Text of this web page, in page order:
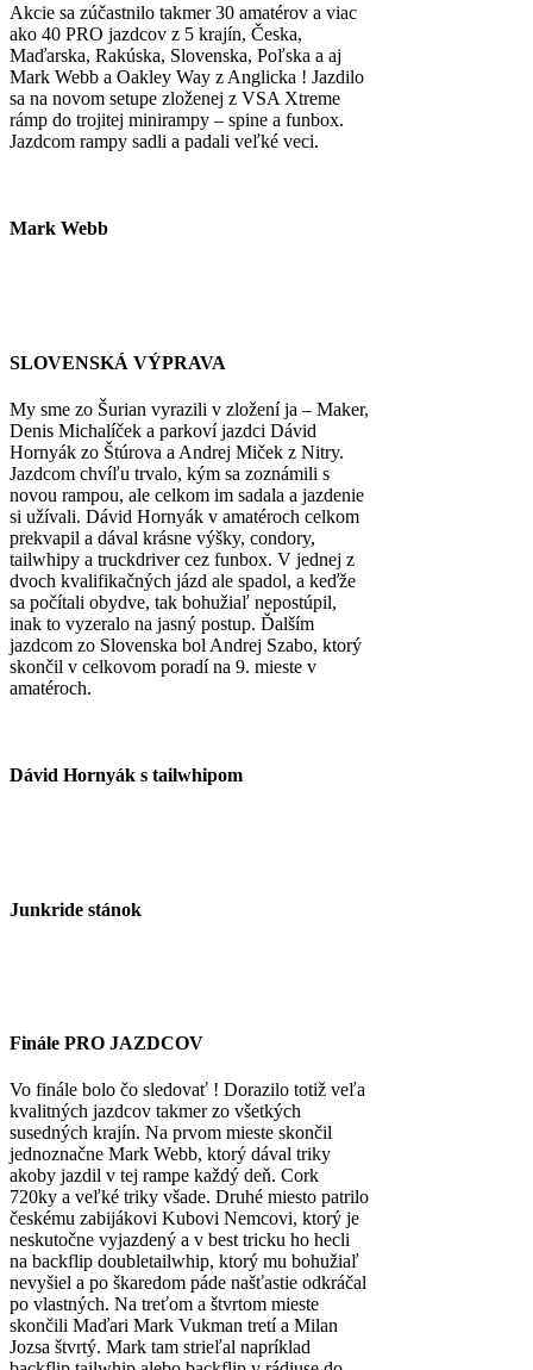
Akcie sa zúčastnilo takmer 30 amatérov a viac
ako 40 PRO jazdcov z 5 krajín, Česka,
Maďarska, Rakúska, Slovenska, Poľska a aj
Mark Webb a Oakley Way z Anglicka ! Jazdilo
sa na novom setupe zloženej z VSA Xtreme
rámp do trojitej minirampy – spine a funbox.
Jazdcom rampy sadli a padali veľké veci.
Mark Webb
SLOVENSKÁ VÝPRAVA
My sme zo Šurian vyrazili v zložení ja – Maker,
Denis Michalíček a parkoví jazdci Dávid
Hornyák zo Štúrova a Andrej Miček z Nitry.
Jazdcom chvíľu trvalo, kým sa zoznámili s
novou rampou, ale celkom im sadala a jazdenie
si užívali. Dávid Hornyák v amatéroch celkom
prekvapil a dával krásne výšky, condory,
tailwhipy a truckdriver cez funbox. V jednej z
dvoch kvalifikačných jázd ale spadol, a keďže
sa počítali obydve, tak bohužiaľ nepostúpil,
inak to vyzeralo na jasný postup. Ďalším
jazdcom zo Slovenska bol Andrej Szabo, ktorý
skončil v celkovom poradí na 9. mieste v
amatéroch.
Dávid Hornyák s tailwhipom
Junkride stánok
Finále PRO JAZDCOV
Vo finále bolo čo sledovať ! Dorazilo totiž veľa
kvalitných jazdcov takmer zo všetkých
susedných krajín. Na prvom mieste skončil
jednoznačne Mark Webb, ktorý dával triky
akoby jazdil v tej rampe každý deň. Cork
720ky a veľké triky všade. Druhé miesto patrilo
českému zabijákovi Kubovi Nemcovi, ktorý je
neskutočne vyjazdený a v best tricku ho hecli
na backflip doubletailwhip, ktorý mu bohužiaľ
nevyšiel a po škaredom páde našťastie odkráčal
po vlastných. Na treťom a štvrtom mieste
skončili Maďari Mark Vukman tretí a Milan
Jozsa štvrtý. Mark tam strieľal napríklad